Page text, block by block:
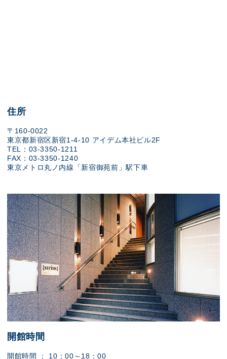
住所
〒160-0022
東京都新宿区新宿1-4-10 アイデム本社ビル2F
TEL：03-3350-1211
FAX：03-3350-1240
東京メトロ丸ノ内線「新宿御苑前」駅下車
開館時間
開館時間 ： 10：00～18：00